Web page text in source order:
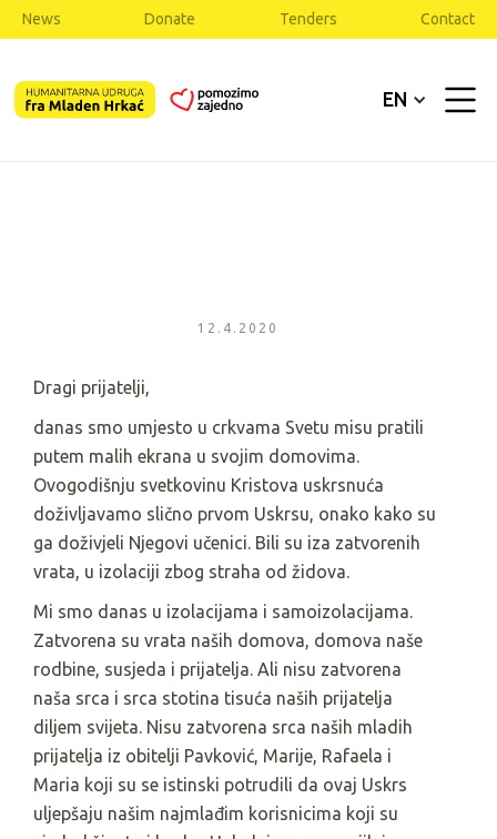
News Donate Tenders Contact
EN
12.4.2020
Dragi prijatelji,
danas smo umjesto u crkvama Svetu misu pratili
putem malih ekrana u svojim domovima.
Ovogodišnju svetkovinu Kristova uskrsnuća
doživljavamo slično prvom Uskrsu, onako kako su
ga doživjeli Njegovi učenici. Bili su iza zatvorenih
vrata, u izolaciji zbog straha od židova.
Mi smo danas u izolacijama i samoizolacijama.
Zatvorena su vrata naših domova, domova naše
rodbine, susjeda i prijatelja. Ali nisu zatvorena
naša srca i srca stotina tisuća naših prijatelja
diljem svijeta. Nisu zatvorena srca naših mladih
prijatelja iz obitelji Pavković, Marije, Rafaela i
Maria koji su se istinski potrudili da ovaj Uskrs
uljepšaju našim najmlađim korisnicima koji su